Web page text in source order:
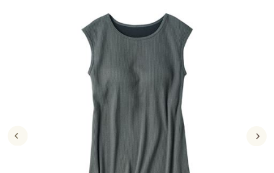
ジュニア・ティーンズ下着
メンズファッション
キッチン・雑貨・日用品
寝具・インテリア・家具
寝具・インテリア・家具通販すべて
カーテン・ラグ・ファブリック
美容・健康通販すべて
美容・健康・サプリメント
制服・スクールすべて
大きいサイズ通販すべて
ジュニア・ティーンズ下着
キッチン・雑貨・日用品
寝具・インテリア・家具通販すべて
カーテン・ラグ・ファブリック
美容・健康通販すべて
美容・健康・サプリメント
制服・スクールすべて
ジュニア・ティーンズ下着
大きいサイズ通販すべて
大きいサイズ レディース服